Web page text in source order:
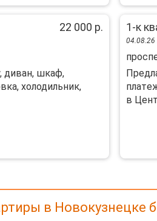
22 000 р.
диван, шкаф,
холодильник,
1-к
04.08.26
в
в Новокузнецке